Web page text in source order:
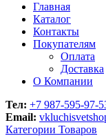
Главная
Каталог
Контакты
Покупателям
Оплата
Доставка
О Компании
Тел: +7 987-595-97-
Email:
Категории Товаров